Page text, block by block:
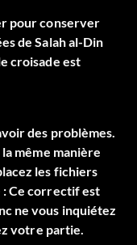
pour conserver
de Salah al-Din
croisade est
des problèmes.
même manière
les fichiers
: Ce correctif est
ne vous inquiétez
votre partie.